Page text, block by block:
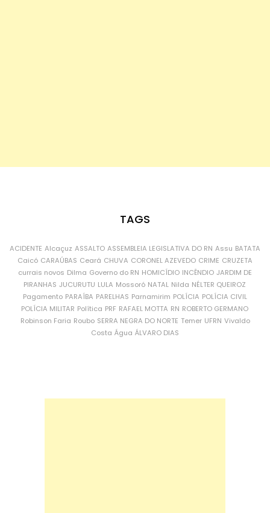
TAGS
ACIDENTE Alcaçuz ASSALTO ASSEMBLEIA LEGISLATIVA DO RN Assu BATATA
Caicó CARAÚBAS Ceará CHUVA CORONEL AZEVEDO CRIME CRUZETA
currais novos Dilma Governo do RN HOMICÍDIO INCÊNDIO JARDIM DE
PIRANHAS JUCURUTU LULA Mossoró NATAL Nilda NÉLTER QUEIROZ
Pagamento PARAÍBA PARELHAS Parnamirim POLÍCIA POLÍCIA CIVIL
POLÍCIA MILITAR Política PRF RAFAEL MOTTA RN ROBERTO GERMANO
Robinson Faria Roubo SERRA NEGRA DO NORTE Temer UFRN Vivaldo
Costa Água ÁLVARO DIAS